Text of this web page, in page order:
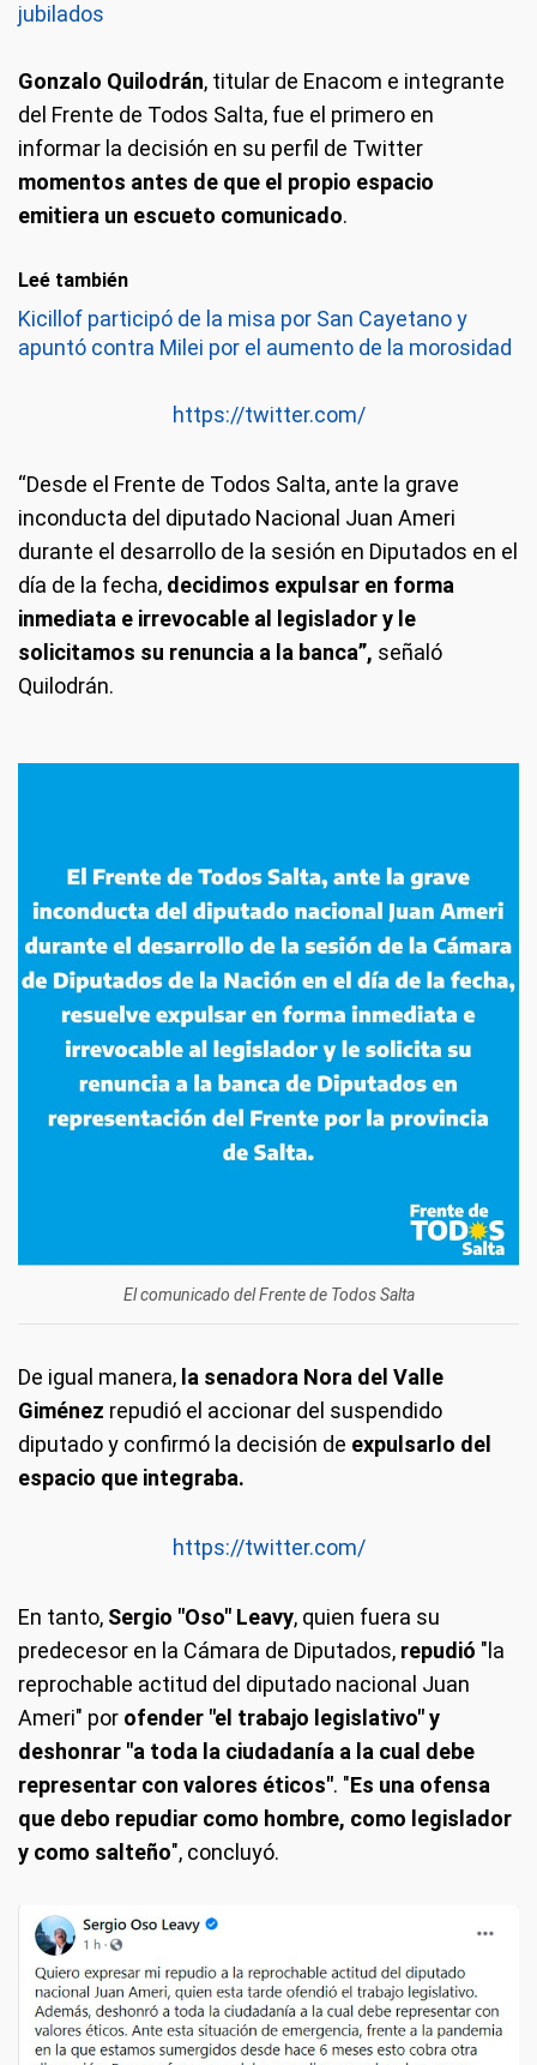
jubilados
Gonzalo Quilodrán, titular de Enacom e integrante
del Frente de Todos Salta, fue el primero en
informar la decisión en su perfil de Twitter
momentos antes de que el propio espacio
emitiera un escueto comunicado.
Leé también
Kicillof participó de la misa por San Cayetano y
apuntó contra Milei por el aumento de la morosidad
https://twitter.com/
“Desde el Frente de Todos Salta, ante la grave
inconducta del diputado Nacional Juan Ameri
durante el desarrollo de la sesión en Diputados en el
día de la fecha, decidimos expulsar en forma
inmediata e irrevocable al legislador y le
solicitamos su renuncia a la banca”, señaló
Quilodrán.
El comunicado del Frente de Todos Salta
De igual manera, la senadora Nora del Valle
Giménez repudió el accionar del suspendido
diputado y confirmó la decisión de expulsarlo del
espacio que integraba.
https://twitter.com/
En tanto, Sergio "Oso" Leavy, quien fuera su
predecesor en la Cámara de Diputados, repudió "la
reprochable actitud del diputado nacional Juan
Ameri" por ofender "el trabajo legislativo" y
deshonrar "a toda la ciudadanía a la cual debe
representar con valores éticos". "Es una ofensa
que debo repudiar como hombre, como legislador
y como salteño", concluyó.